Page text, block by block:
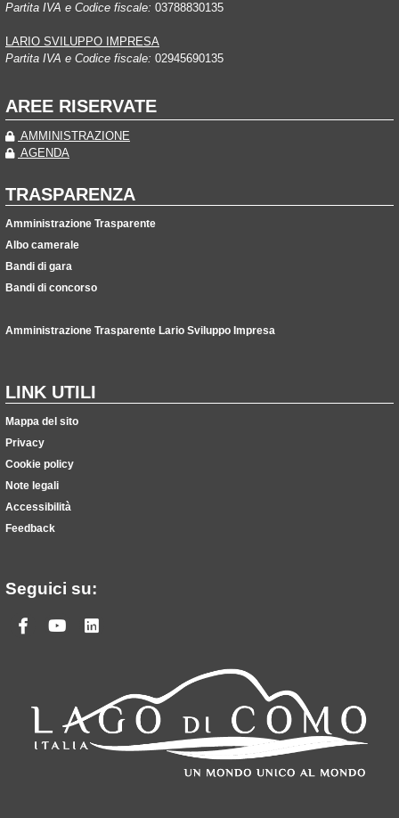
Partita IVA e Codice fiscale: 03788830135
LARIO SVILUPPO IMPRESA
Partita IVA e Codice fiscale: 02945690135
AREE RISERVATE
AMMINISTRAZIONE
AGENDA
TRASPARENZA
Amministrazione Trasparente
Albo camerale
Bandi di gara
Bandi di concorso
Amministrazione Trasparente Lario Sviluppo Impresa
LINK UTILI
Mappa del sito
Privacy
Cookie policy
Note legali
Accessibilità
Feedback
Seguici su:
Facebook
Youtube